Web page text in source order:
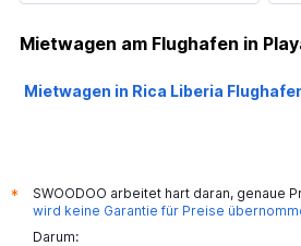
Mietwagen am Flughafen in
Mietwagen in Rica Liberia
*
SWOODOO arbeitet hart daran, genaue
wird keine Garantie für Preise
Darum: